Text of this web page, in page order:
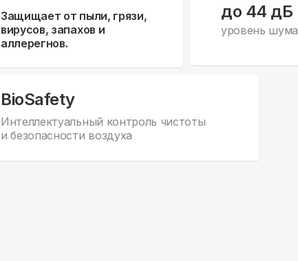
Защищает от пыли, грязи,
вирусов, запахов и
аллерегнов.
до 44 дБ
уровень шума
BioSafety
Интеллектуальный контроль чистоты
и безопасности воздуха